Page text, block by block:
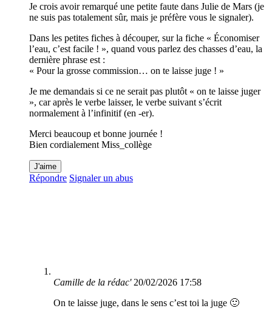
Je crois avoir remarqué une petite faute dans Julie de Mars (je
ne suis pas totalement sûr, mais je préfère vous le signaler).
Dans les petites fiches à découper, sur la fiche « Économiser
l’eau, c’est facile ! », quand vous parlez des chasses d’eau, la
dernière phrase est :
« Pour la grosse commission… on te laisse juge ! »
Je me demandais si ce ne serait pas plutôt « on te laisse juger
», car après le verbe laisser, le verbe suivant s’écrit
normalement à l’infinitif (en -er).
Merci beaucoup et bonne journée !
Bien cordialement Miss_collège
J'aime
Répondre Signaler un abus
Camille de la rédac' 20/02/2026 17:58
On te laisse juge, dans le sens c’est toi la juge 🙂